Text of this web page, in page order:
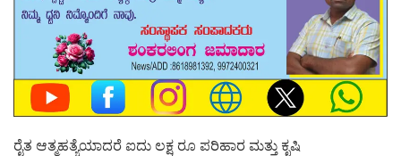
ರೈತ ಆತ್ಮಹತ್ಯೆಯಾದರೆ ಐದು ಲಕ್ಷ ರೂ ಪರಿಹಾರ ಮತ್ತು ಕೃಷಿ